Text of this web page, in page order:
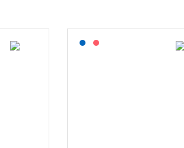
Lagerført: NEK Kabel